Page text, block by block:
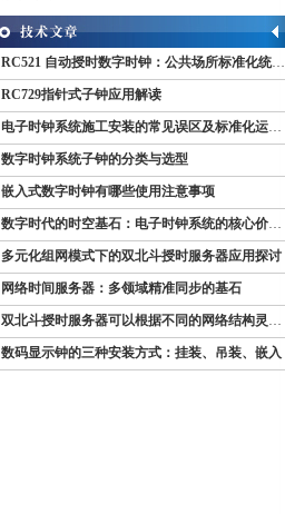
RC521 自动授时数字时钟：公共场所标准化统一计时终端
RC729指针式子钟应用解读
电子时钟系统施工安装的常见误区及标准化运维管理规范
数字时钟系统子钟的分类与选型
嵌入式数字时钟有哪些使用注意事项
数字时代的时空基石：电子时钟系统的核心价值与多维意义
多元化组网模式下的双北斗授时服务器应用探讨
网络时间服务器：多领域精准同步的基石
双北斗授时服务器可以根据不同的网络结构灵活部署
数码显示钟的三种安装方式：挂装、吊装、嵌入